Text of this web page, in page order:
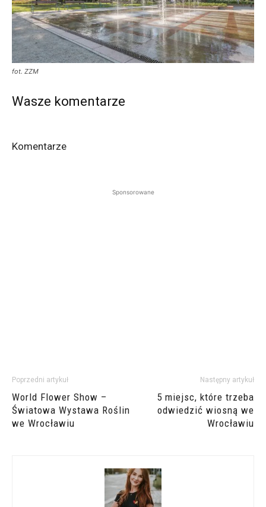
fot. ZZM
Wasze komentarze
Komentarze
Sponsorowane
Poprzedni artykuł
World Flower Show –
Światowa Wystawa Roślin
we Wrocławiu
Następny artykuł
5 miejsc, które trzeba
odwiedzić wiosną we
Wrocławiu